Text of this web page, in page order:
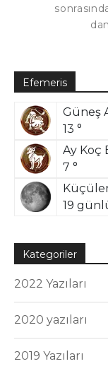
Efemeris
Güneş
13 °
Ay Koç
7 °
19
Kategoriler
2022 Yazıları
2020 yazıları
2019 Yazıları